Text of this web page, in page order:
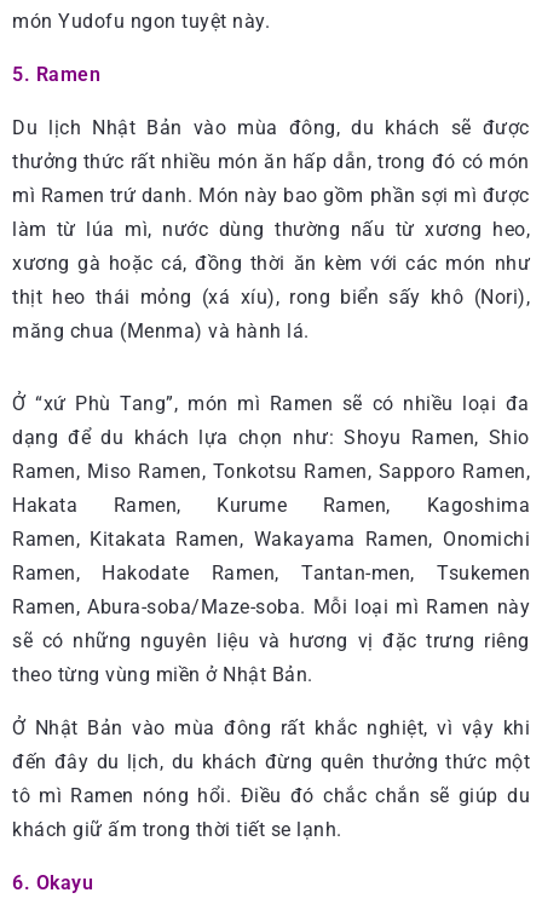
món Yudofu ngon tuyệt này.
5. Ramen
Du lịch Nhật Bản vào mùa đông, du khách sẽ được
thưởng thức rất nhiều món ăn hấp dẫn, trong đó có món
mì Ramen trứ danh. Món này bao gồm phần sợi mì được
làm từ lúa mì, nước dùng thường nấu từ xương heo,
xương gà hoặc cá, đồng thời ăn kèm với các món như
thịt heo thái mỏng (xá xíu), rong biển sấy khô (Nori),
măng chua (Menma) và hành lá.
Ở “xứ Phù Tang”, món mì Ramen sẽ có nhiều loại đa
dạng để du khách lựa chọn như: Shoyu Ramen, Shio
Ramen, Miso Ramen, Tonkotsu Ramen, Sapporo Ramen,
Hakata Ramen, Kurume Ramen, Kagoshima
Ramen, Kitakata Ramen, Wakayama Ramen, Onomichi
Ramen, Hakodate Ramen, Tantan-men, Tsukemen
Ramen, Abura-soba/Maze-soba. Mỗi loại mì Ramen này
sẽ có những nguyên liệu và hương vị đặc trưng riêng
theo từng vùng miền ở Nhật Bản.
Ở Nhật Bản vào mùa đông rất khắc nghiệt, vì vậy khi
đến đây du lịch, du khách đừng quên thưởng thức một
tô mì Ramen nóng hổi. Điều đó chắc chắn sẽ giúp du
khách giữ ấm trong thời tiết se lạnh.
6. Okayu